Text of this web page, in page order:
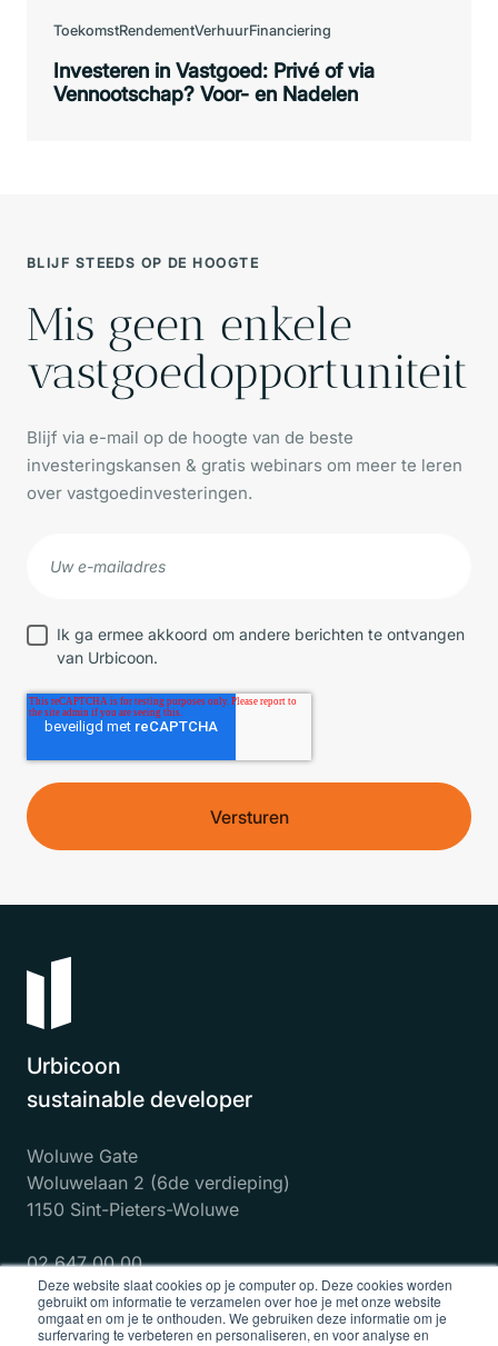
Deze website slaat cookies op je computer op. Deze cookies worden
gebruikt om informatie te verzamelen over hoe je met onze website
omgaat en om je te onthouden. We gebruiken deze informatie om je
surfervaring te verbeteren en personaliseren, en voor analyse en
ToekomstRendementVerhuurFinanciering
Investeren in Vastgoed: Privé of via
Vennootschap? Voor- en Nadelen
BLIJF STEEDS OP DE HOOGTE
Mis geen enkele
vastgoedopportuniteit
Blijf via e-mail op de hoogte van de beste
investeringskansen & gratis webinars om meer te leren
over vastgoedinvesteringen.
Ik ga ermee akkoord om andere berichten te ontvangen
van Urbicoon.
Urbicoon
sustainable developer
Woluwe Gate
Woluwelaan 2 (6de verdieping)
1150 Sint-Pieters-Woluwe
02 647 00 00